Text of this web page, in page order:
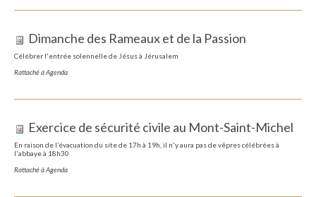
Dimanche des Rameaux et de la Passion
Célébrer l'entrée solennelle de Jésus à Jérusalem
Rattaché àAgenda
Exercice de sécurité civile au Mont-Saint-Michel
En raison de l’évacuation du site de 17h à 19h, il n'y aura pas de vêpres célébrées à
l'abbaye à 18h30
Rattaché àAgenda